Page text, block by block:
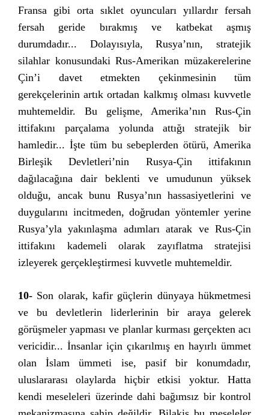
Fransa gibi orta sıklet oyuncuları yıllardır fersah
fersah geride bırakmış ve katbekat aşmış
durumdadır... Dolayısıyla, Rusya’nın, stratejik
silahlar konusundaki Rus-Amerikan müzakerelerine
Çin’i davet etmekten çekinmesinin tüm
gerekçelerinin artık ortadan kalkmış olması kuvvetle
muhtemeldir. Bu gelişme, Amerika’nın Rus-Çin
ittifakını parçalama yolunda attığı stratejik bir
hamledir... İşte tüm bu sebeplerden ötürü, Amerika
Birleşik Devletleri’nin Rusya-Çin ittifakının
dağılacağına dair beklenti ve umudunun yüksek
olduğu, ancak bunu Rusya’nın hassasiyetlerini ve
duygularını incitmeden, doğrudan yöntemler yerine
Rusya’yla yakınlaşma adımları atarak ve Rus-Çin
ittifakını kademeli olarak zayıflatma stratejisi
izleyerek gerçekleştirmesi kuvvetle muhtemeldir.
10- Son olarak, kafir güçlerin dünyaya hükmetmesi
ve bu devletlerin liderlerinin bir araya gelerek
görüşmeler yapması ve planlar kurması gerçekten acı
vericidir... İnsanlar için çıkarılmış en hayırlı ümmet
olan İslam ümmeti ise, pasif bir konumdadır,
uluslararası olaylarda hiçbir etkisi yoktur. Hatta
kendi meseleleri üzerinde dahi bağımsız bir kontrol